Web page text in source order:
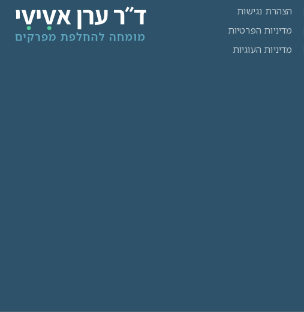
הצהרת נגישות
מדיניות הפרטיות
מדיניות העוגיות